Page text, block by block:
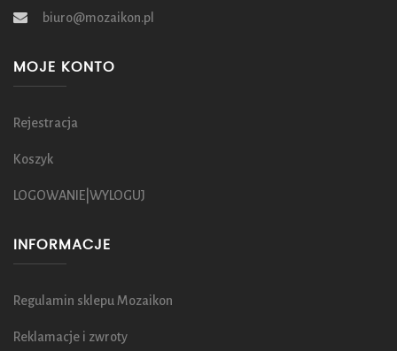
biuro@mozaikon.pl
MOJE KONTO
Rejestracja
Koszyk
LOGOWANIE|WYLOGUJ
INFORMACJE
Regulamin sklepu Mozaikon
Reklamacje i zwroty